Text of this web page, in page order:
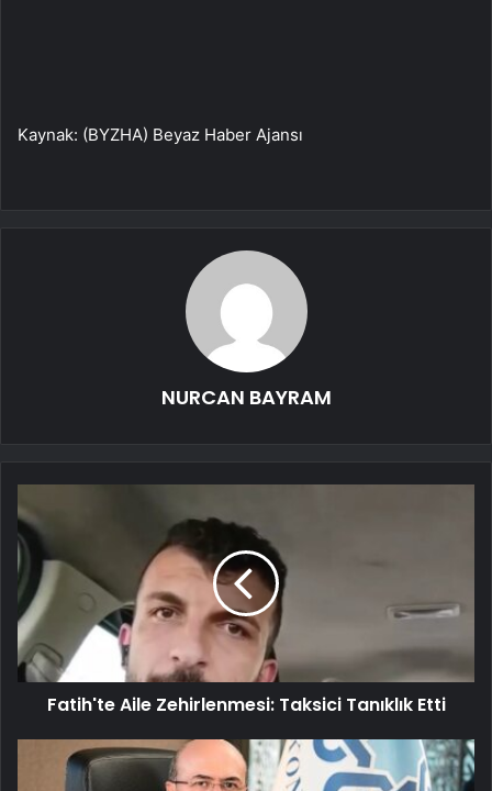
Kaynak: (BYZHA) Beyaz Haber Ajansı
NURCAN BAYRAM
Fatih'te Aile Zehirlenmesi: Taksici Tanıklık Etti